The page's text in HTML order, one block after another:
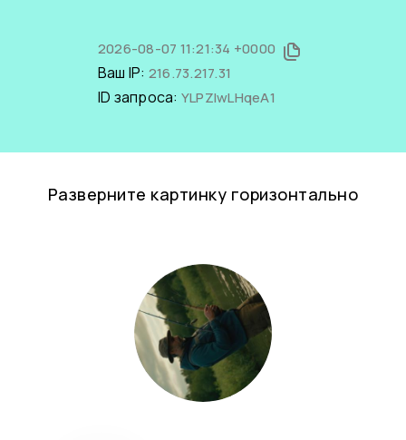
2026-08-07 11:21:34 +0000
Ваш IP: 216.73.217.31
ID запроса: YLPZlwLHqeA1
Разверните картинку горизонтально